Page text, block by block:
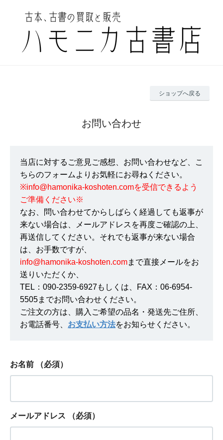
ショップへ戻る
お問い合わせ
当店に対するご意見ご感想、お問い合わせなど、こ
ちらのフォームよりお気軽にお尋ねください。
※info@hamonika-koshoten.comを受信できるよう
ご準備ください※
なお、問い合わせてからしばらく経過しても返事が
来ない場合は、メールアドレスを再度ご確認の上、
再送信してください。それでも返事が来ない場合
は、お手数ですが、
info@hamonika-koshoten.comまで直接メールをお
送りいただくか、
TEL：090-2359-6927もしくは、FAX：06-6954-
5505までお問い合わせください。
ご注文の方は、購入ご希望の品名・発送先ご住所、
お電話番号、 お支払い方法をお知らせください。
お名前 （必須）
メールアドレス （必須）